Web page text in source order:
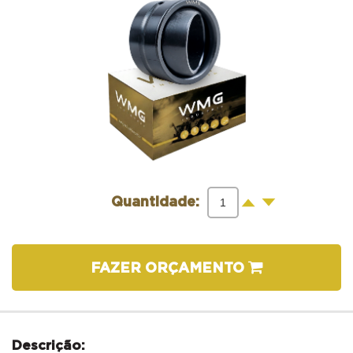
Quantidade: + -
FAZER ORÇAMENTO
Descrição: